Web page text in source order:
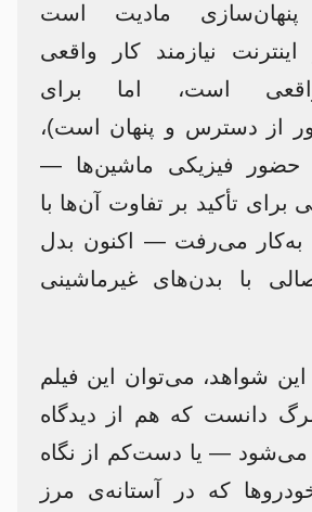
مادیت است
نیازمند کار واقعی
است، اما برای
از دسترس و پنهان است)،
فیزیکی ماشین‌ها —
برای تأکید بر تفاوت آن‌ها با
به‌کار می‌رفت — اکنون بدل
با بدن‌های غیرماشینی
شواهد، می‌توان این فیلم
دانست که هم از دیدگاه
می‌شود — یا دست‌کم از نگاه
که در آستانه‌ی مرز